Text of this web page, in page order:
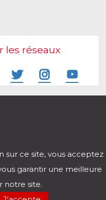
les réseaux
et Android
sur ce site, vous acceptez
garantir une meilleure
notre site.